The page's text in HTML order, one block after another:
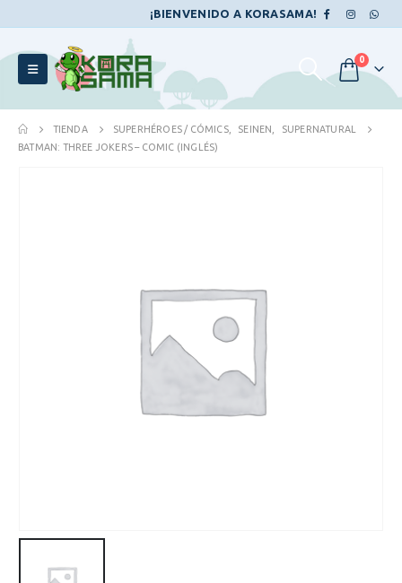
¡BIENVENIDO A KORASAMA!
0
TIENDA SUPERHÉROES / CÓMICS, SEINEN
SUPERNATURAL
BATMAN: THREE JOKERS – COMIC (INGLÉS)